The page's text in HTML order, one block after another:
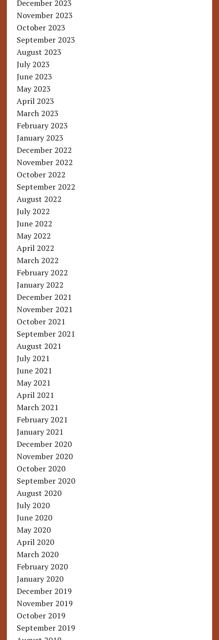
December 2023
November 2023
October 2023
September 2023
August 2023
July 2023
June 2023
May 2023
April 2023
March 2023
February 2023
January 2023
December 2022
November 2022
October 2022
September 2022
August 2022
July 2022
June 2022
May 2022
April 2022
March 2022
February 2022
January 2022
December 2021
November 2021
October 2021
September 2021
August 2021
July 2021
June 2021
May 2021
April 2021
March 2021
February 2021
January 2021
December 2020
November 2020
October 2020
September 2020
August 2020
July 2020
June 2020
May 2020
April 2020
March 2020
February 2020
January 2020
December 2019
November 2019
October 2019
September 2019